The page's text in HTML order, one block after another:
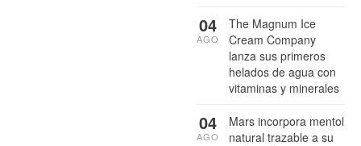
The Magnum Ice
Cream Company
lanza sus primeros
helados de agua con
vitaminas y minerales
04
AGO
Mars incorpora mentol
natural trazable a su
04
AGO